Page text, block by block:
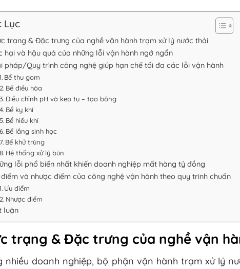
Lục
trạng & Đặc trưng của nghề vận hành trạm xử lý nước thải
hại và hậu quả của những lỗi vận hành ngớ ngẩn
pháp/Quy trình công nghệ giúp hạn chế tối đa các lỗi vận hành
Bể thu gom
Bể điều hòa
Điều chỉnh pH và keo tụ – tạo bông
Bể kỵ khí
Bể hiếu khí
Bể lắng sinh học
Bể khử trùng
Hệ thống xử lý bùn
lỗi phổ biến nhất khiến doanh nghiệp mất hàng tỷ đồng
điểm và nhược điểm của công nghệ vận hành theo quy trình chuẩn
Ưu điểm
Nhược điểm
luận
trạng & Đặc trưng của nghề vận
nhiều doanh nghiệp, bộ phận vận hành trạm xử lý